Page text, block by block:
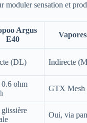
moduler sensation et
Argus
E40
(DL) Indirecte
ohm
GTX Mesh
Oui, via